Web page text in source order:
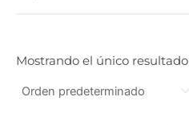
Mostrando el único resultado